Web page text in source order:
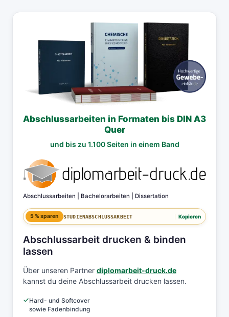
diplomarbeit-druck.de
Abschlussarbeiten | Bachelorarbeiten | Dissertation
5 % sparen STUDIENABSCHLUSSARBEIT Kopieren
Abschlussarbeit drucken & binden
lassen
Über unseren Partner diplomarbeit-druck.de
kannst du deine Abschlussarbeit drucken lassen.
Hard- und Softcover
sowie Fadenbindung
Abschlussarbeiten in Formaten bis DIN A3
Quer
und bis zu 1.100 Seiten in einem Band